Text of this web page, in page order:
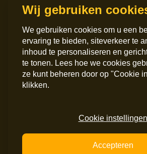
Servicekantoor
Griffeweg 4
info@maripaan.nl
Wij gebruiken
We gebruiken cookies om u een
ervaring te bieden, siteverkeer te
inhoud te personaliseren en
te tonen. Lees hoe we cookies
ze kunt beheren door op "Cookie
klikken.
Cookie instellingen
Accepteren